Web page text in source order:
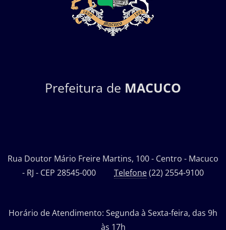
Prefeitura de MACUCO
Rua Doutor Mário Freire Martins, 100 - Centro - Macuco
- RJ - CEP 28545-000 Telefone(22) 2554-9100
Horário de Atendimento: Segunda à Sexta-feira, das 9h
às 17h